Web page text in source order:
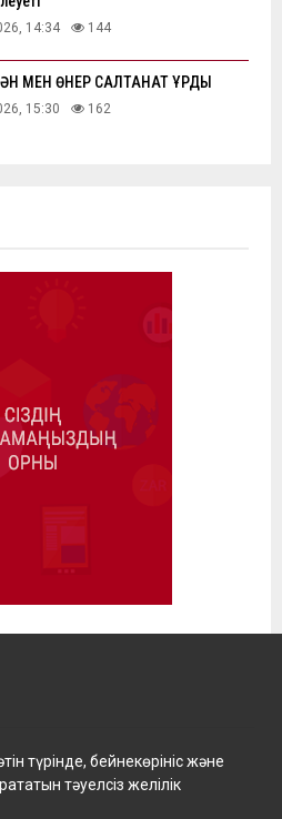
14:34 144
ӘН МЕН ӨНЕР САЛТАНАТ ҚҰРДЫ
15:30 162
түрінде, бейнекөрініс және
тәуелсіз желілік